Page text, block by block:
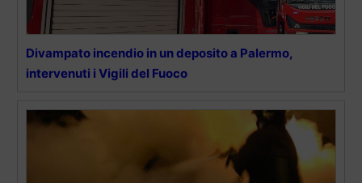
Divampato incendio in un deposito a Palermo,
intervenuti i Vigili del Fuoco